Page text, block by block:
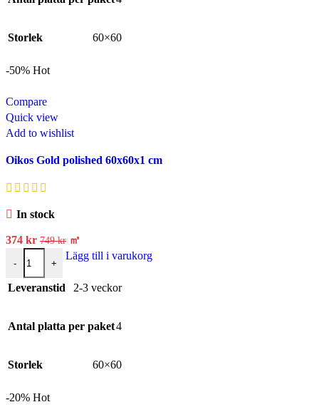
Storlek 60×60
-50% Hot
Compare
Quick view
Add to wishlist
Oikos Gold polished 60x60x1 cm
In stock
374 kr 749kr ㎡
- +
Lägg till i varukorg
Leveranstid 2-3 veckor
Antal platta per paket4
Storlek 60×60
-20% Hot